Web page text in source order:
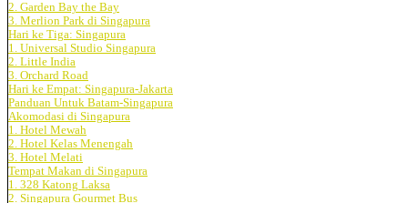
2. Garden Bay the Bay
3. Merlion Park di Singapura
Hari ke Tiga: Singapura
1. Universal Studio Singapura
2. Little India
3. Orchard Road
Hari ke Empat: Singapura-Jakarta
Panduan Untuk Batam-Singapura
Akomodasi di Singapura
1. Hotel Mewah
2. Hotel Kelas Menengah
3. Hotel Melati
Tempat Makan di Singapura
1. 328 Katong Laksa
2. Singapura Gourmet Bus